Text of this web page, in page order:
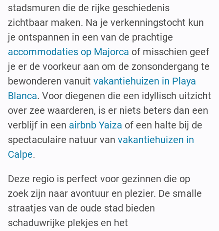
stadsmuren die de rijke geschiedenis
zichtbaar maken. Na je verkenningstocht kun
je ontspannen in een van de prachtige
accommodaties op Majorca of misschien geef
je er de voorkeur aan om de zonsondergang te
bewonderen vanuit vakantiehuizen in Playa
Blanca. Voor diegenen die een idyllisch uitzicht
over zee waarderen, is er niets beters dan een
verblijf in een airbnb Yaiza of een halte bij de
spectaculaire natuur van vakantiehuizen in
Calpe.
Deze regio is perfect voor gezinnen die op
zoek zijn naar avontuur en plezier. De smalle
straatjes van de oude stad bieden
schaduwrijke plekjes en het